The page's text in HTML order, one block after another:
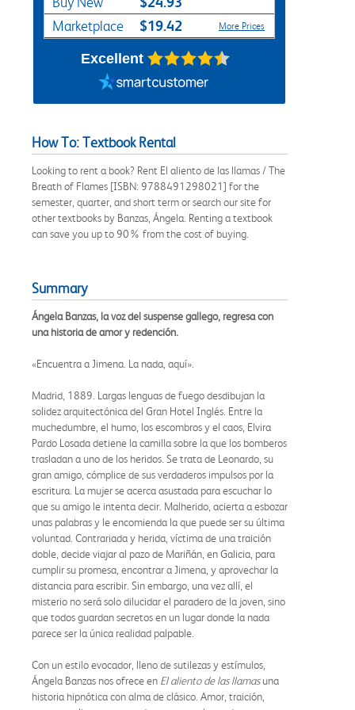
Marketplace $19.42 More Prices
Excellent
How To: Textbook Rental
Looking to rent a book? Rent El aliento de las llamas / The
Breath of Flames [ISBN: 9788491298021] for the
semester, quarter, and short term or search our site for
other textbooks by Banzas, Ángela. Renting a textbook
can save you up to 90% from the cost of buying.
Summary
Ángela Banzas, la voz del suspense gallego, regresa con
una historia de amor y redención.
«Encuentra a Jimena. La nada, aquí».
Madrid, 1889. Largas lenguas de fuego desdibujan la
solidez arquitectónica del Gran Hotel Inglés. Entre la
muchedumbre, el humo, los escombros y el caos, Elvira
Pardo Losada detiene la camilla sobre la que los bomberos
trasladan a uno de los heridos. Se trata de Leonardo, su
gran amigo, cómplice de sus verdaderos impulsos por la
escritura. La mujer se acerca asustada para escuchar lo
que su amigo le intenta decir. Malherido, acierta a esbozar
unas palabras y le encomienda la que puede ser su última
voluntad. Contrariada y herida, víctima de una traición
doble, decide viajar al pazo de Mariñán, en Galicia, para
cumplir su promesa, encontrar a Jimena, y aprovechar la
distancia para escribir. Sin embargo, una vez allí, el
misterio no será solo dilucidar el paradero de la joven, sino
que todos guardan secretos en un lugar donde la nada
parece ser la única realidad palpable.
Con un estilo evocador, lleno de sutilezas y estímulos,
Ángela Banzas nos ofrece en El aliento de las llamasuna
historia hipnótica con alma de clásico. Amor, traición,